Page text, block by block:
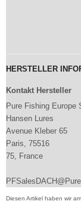
HERSTELLER
Kontakt Hersteller
Pure Fishing Europe
Hansen Lures
Avenue Kleber 65
Paris, 75516
75, France
Diesen Artikel haben wir